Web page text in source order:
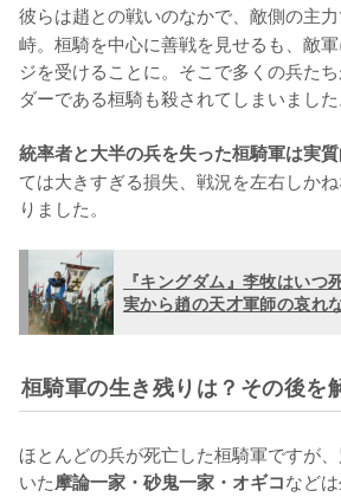
彼らは趙との戦いのなかで、敵側の主
峙。桓騎を中心に善戦を見せるも、敵
ジを受けることに。そこで多くの兵た
ダーである桓騎も殺されてしまいました
統率者と大半の兵を失った桓騎軍は実質
ては大きすぎる損失、戦況を左右しか
りました。
『キングダム』李牧はいつ
実から趙の天才軍師の哀れ
桓騎軍の生き残りは？その後を
ほとんどの兵が死亡した桓騎軍ですが
いた摩論一家・砂鬼一家・オギコなど